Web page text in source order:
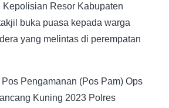
Resor Kabupaten
buka puasa kepada warga
yang melintas di perempatan
Pengamanan (Pos Pam) Ops
Kuning 2023 Polres